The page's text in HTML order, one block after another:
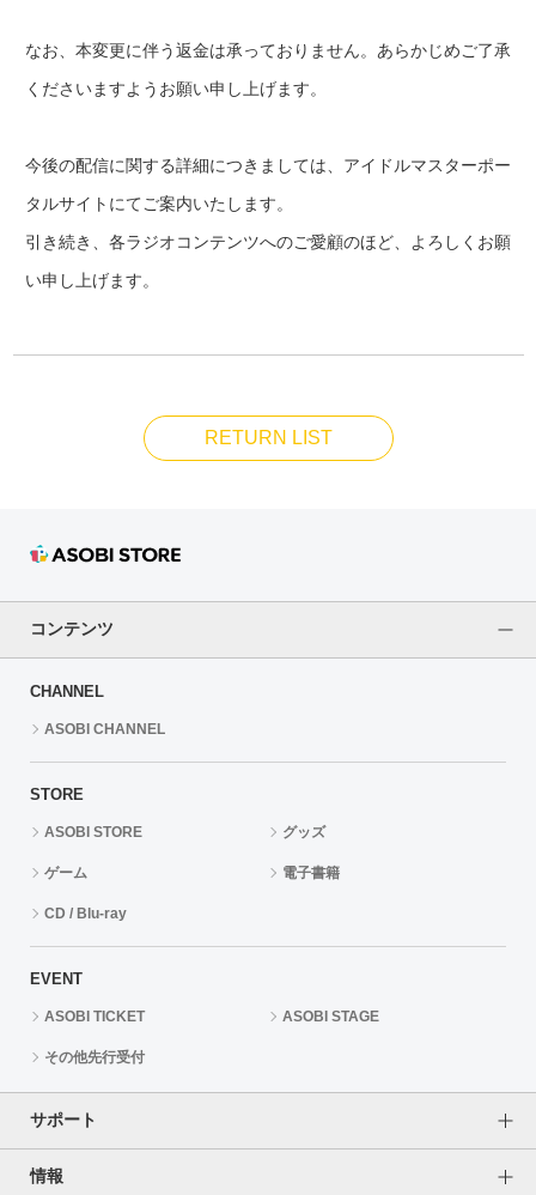
なお、本変更に伴う返金は承っておりません。あらかじめご了承
くださいますようお願い申し上げます。
今後の配信に関する詳細につきましては、アイドルマスターポー
タルサイトにてご案内いたします。
引き続き、各ラジオコンテンツへのご愛顧のほど、よろしくお願
い申し上げます。
RETURN LIST
コンテンツ
CHANNEL
ASOBI CHANNEL
STORE
ASOBI STORE グッズ
ゲーム 電子書籍
CD / Blu-ray
EVENT
ASOBI TICKET ASOBI STAGE
その他先行受付
サポート
よくあるご質問
情報